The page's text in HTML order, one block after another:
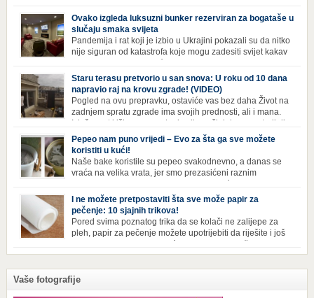
koji nikad ne moraju izaći iz njega. Naime, s obzirom na to da unutar
zgrade mogu pronaći sve potrepštine koje im zatrebaju, stanari ovog
kompleksa zapravo nemaju potrebe izlaziti izvan njega ako […]
Ovako izgleda luksuzni bunker rezerviran za bogataše u
slučaju smaka svijeta
Pandemija i rat koji je izbio u Ukrajini pokazali su da nitko
nije siguran od katastrofa koje mogu zadesiti svijet kakav
svijetu neće postati još gora te da su prijetnje nuklearnim oružjem
isprazne, ima i onih koji se spremaju za najgori scenariji. Naime,
Survival Condo […]
Staru terasu pretvorio u san snova: U roku od 10 dana
napravio raj na krovu zgrade! (VIDEO)
Pogled na ovu prepravku, ostaviće vas bez daha Život na
zadnjem spratu zgrade ima svojih prednosti, ali i mana.
Izloženost kiši, suncu, vetru i snijegu čini da se materijali
brže troše, a terasa poprimi ruiniran izgled. Ovaj muškarac je promijenio
sve, kada je renovirao terasu i sebi stvorio zaista rajski kutak. Uživajte i
vi u […]
Pepeo nam puno vrijedi – Evo za šta ga sve možete
koristiti u kući!
Naše bake koristile su pepeo svakodnevno, a danas se
vraća na velika vrata, jer smo prezasićeni raznim
toksinima iz industrijskih preparata za kućnu higijenu.
Izbjeljivač bez premca Čak i kada se pere najboljim deterdžentima, uz
dodatak izbjeljivača, rublje ne dobija blistavu bjelinu. Možda niste znali
da je cijeđ drvenog pepela fenomenalno sredstvo za pranje bijelog […]
I ne možete pretpostaviti šta sve može papir za
pečenje: 10 sjajnih trikova!
Pored svima poznatog trika da se kolači ne zalijepe za
pleh, papir za pečenje možete upotrijebiti da riješite i još
neke sitnije probleme u kući. Evo 10 novih načina za
upotrebu papira za pečenje koji će vam učiniti život lakšim i eliminisati
Papirom […]
Vaše fotografije